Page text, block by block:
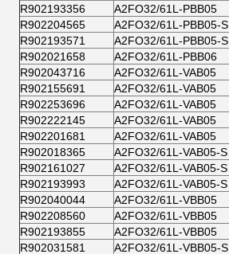
R902193356
A2FO32/61L-PBB05
R902204565
A2FO32/61L-PBB05-S
R902193571
A2FO32/61L-PBB05-S
R902021658
A2FO32/61L-PBB06
R902043716
A2FO32/61L-VAB05
R902155691
A2FO32/61L-VAB05
R902253696
A2FO32/61L-VAB05
R902222145
A2FO32/61L-VAB05
R902201681
A2FO32/61L-VAB05
R902018365
A2FO32/61L-VAB05-S
R902161027
A2FO32/61L-VAB05-S
R902193993
A2FO32/61L-VAB05-S
R902040044
A2FO32/61L-VBB05
R902208560
A2FO32/61L-VBB05
R902193855
A2FO32/61L-VBB05
R902031581
A2FO32/61L-VBB05-S